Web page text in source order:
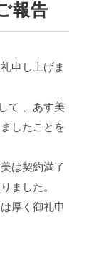
報告
申し上げま
て 、あす美
したことを
は契約満了
ました。
厚く御礼申